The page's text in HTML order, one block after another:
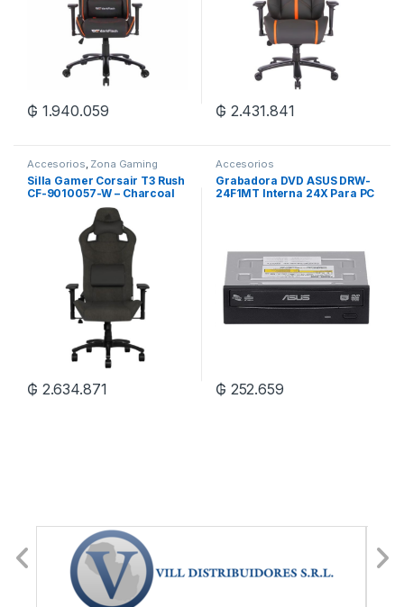
₲ 1.940.059 ₲ 2.431.841
Accesorios, Zona Gaming
Silla Gamer Corsair T3 Rush
CF-9010057-W – Charcoal
₲ 2.634.871
Accesorios
Grabadora DVD ASUS DRW-
24F1MT Interna 24X Para PC
₲ 252.659